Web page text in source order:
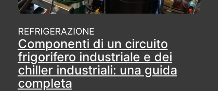
REFRIGERAZIONE
Componenti di un circuito
frigorifero industriale e dei
chiller industriali: una guida
completa